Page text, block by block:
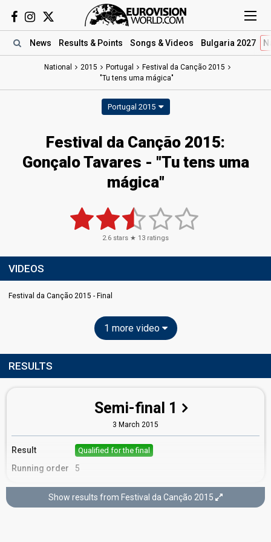
News Results & Points Songs & Videos Bulgaria 2027
National 2015 Portugal
Festival da Canção 2015
"Tu tens uma mágica"
Portugal 2015
Festival da Canção 2015:
Gonçalo Tavares - "Tu tens uma
mágica"
2.6 stars ★ 13 ratings
VIDEOS
Festival da Canção 2015 - Final
1 more video
RESULTS
Semi-final 1
3 March 2015
Result Qualified for the final
Running order 5
Final
Show results from Festival da Canção 2015